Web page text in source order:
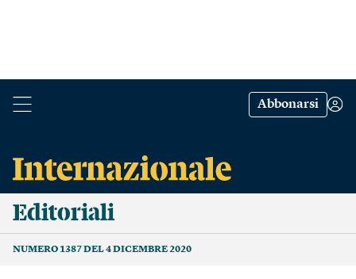
Abbonarsi
Editoriali
NUMERO 1387 DEL 4 DICEMBRE 2020